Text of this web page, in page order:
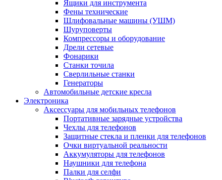
Ящики для инструмента
Фены технические
Шлифовальные машины (УШМ)
Шуруповерты
Компрессоры и оборудование
Дрели сетевые
Фонарики
Станки точила
Сверлильные станки
Генераторы
Автомобильные детские кресла
Электроника
Аксессуары для мобильных телефонов
Портативные зарядные устройства
Чехлы для телефонов
Защитные стекла и пленки для телефонов
Очки виртуальной реальности
Аккумуляторы для телефонов
Наушники для телефона
Палки для селфи